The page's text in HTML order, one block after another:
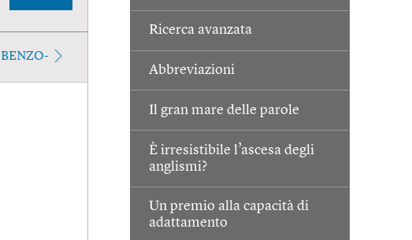
Ricerca avanzata
Abbreviazioni
Il gran mare delle parole
È irresistibile l’ascesa degli
anglismi?
Un premio alla capacità di
adattamento
BENZO-